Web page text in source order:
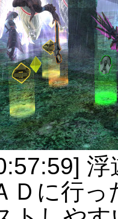
浮
に行っ